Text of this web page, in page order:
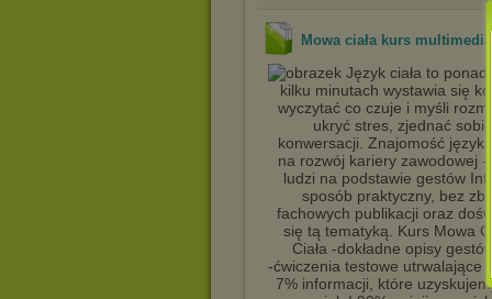
Mowa ciała kurs
Język ciała to
kilku minutach wystawia się
wyczytać co czuje i myśli
ukryć stres, zjednać
konwersacji. Znajomość
na rozwój kariery zawodowej
ludzi na podstawie gestów
sposób praktyczny, bez
fachowych publikacji oraz
się tą tematyką. Kurs Mowa
Ciała -dokładne opisy
-ćwiczenia testowe utrwalające
7% informacji, które